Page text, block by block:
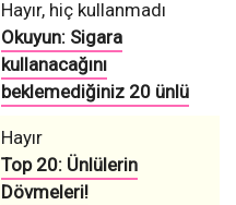
Hayır, hiç kullanmadı
Okuyun: Sigara
kullanacağını
beklemediğiniz 20 ünlü
Hayır
Top 20: Ünlülerin
Dövmeleri!